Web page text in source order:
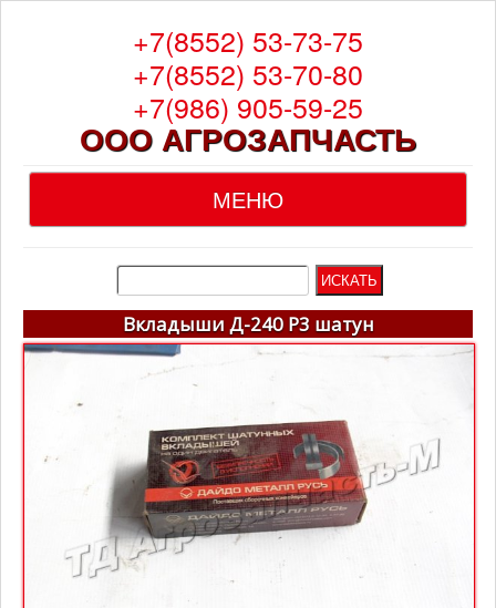
+7(8552) 53-73-75
+7(8552) 53-70-80
+7(986) 905-59-25
ООО АГРОЗАПЧАСТЬ
МЕНЮ
Главная
О компании
Гарантия
Доставка
Контакты
Корзина
Вкладыши Д-240 Р3 шатун